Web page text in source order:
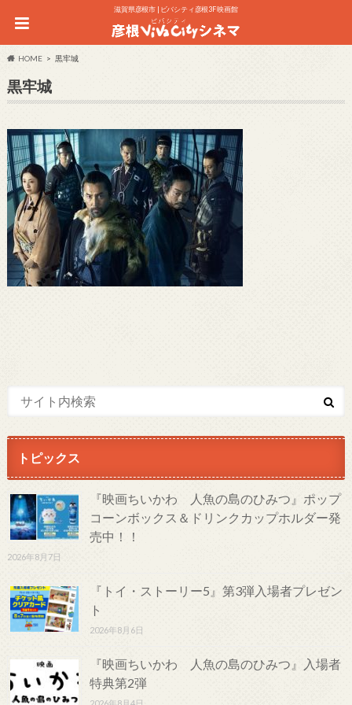
滋賀県彦根市 | ビバシティ彦根3F 映画館
HOME 黒牢城
黒牢城
トピックス
『映画ちいかわ 人魚の島のひみつ』ポップ
コーンボックス＆ドリンクカップホルダー発
売中！！
2026年8月7日
『トイ・ストーリー5』第3弾入場者プレゼン
ト
2026年8月6日
『映画ちいかわ 人魚の島のひみつ』入場者
特典第2弾